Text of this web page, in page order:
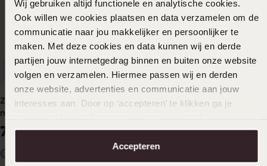
Wij gebruiken altijd functionele en analytische cookies.
Ook willen we cookies plaatsen en data verzamelen om de
communicatie naar jou makkelijker en persoonlijker te
maken. Met deze cookies en data kunnen wij en derde
partijen jouw internetgedrag binnen en buiten onze website
volgen en verzamelen. Hiermee passen wij en derden
onze website, advertenties en communicatie aan jouw
interesses aan. Door op ‘accepteren’ te klikken ga je
aanpassen. Lees er meer over in onscookiebeleid.
Accepteren
Zilveren ketting&hanger hart
medaillon voor dames
7999
Personaliseer
Zilveren goldplated ketting
4999